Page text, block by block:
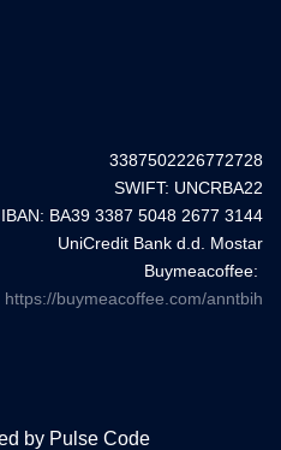
3387502226772728
SWIFT: UNCRBA22
IBAN: BA39 3387 5048 2677 3144
UniCredit Bank d.d. Mostar
Buymeacoffee:
https://buymeacoffee.com/anntbih
by Pulse Code